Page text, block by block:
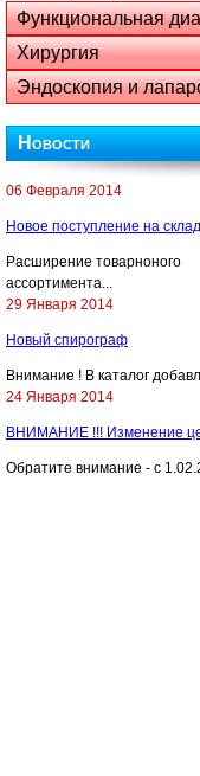
Функциональная
Хирургия
Эндоскопия и
Новости
06 Февраля 2014
Новое поступление на
Расширение товарноного
ассортимента...
29 Января 2014
Новый спирограф
Внимание ! В каталог
24 Января 2014
ВНИМАНИЕ !!! Изменение
Обратите внимание - с